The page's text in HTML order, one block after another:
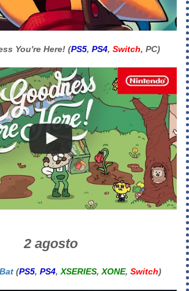
You're Here! (PS5, PS4, Switch, PC)
2 agosto
(PS5, PS4, XSERIES, XONE, Switch)